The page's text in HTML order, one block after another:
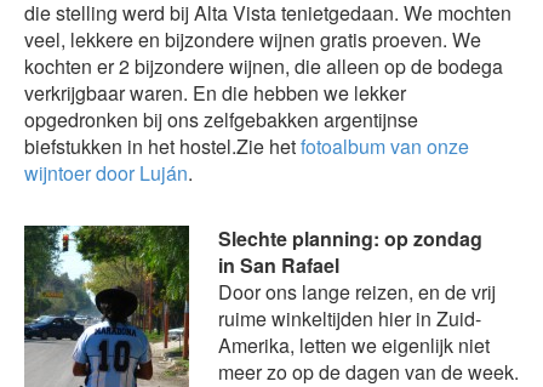
die stelling werd bij Alta Vista tenietgedaan. We mochten
veel, lekkere en bijzondere wijnen gratis proeven. We
kochten er 2 bijzondere wijnen, die alleen op de bodega
verkrijgbaar waren. En die hebben we lekker
opgedronken bij ons zelfgebakken argentijnse
biefstukken in het hostel.Zie hetfotoalbum van onze
wijntoer door Luján.
Slechte planning: op zondag
in San Rafael
Door ons lange reizen, en de vrij
ruime winkeltijden hier in Zuid-
Amerika, letten we eigenlijk niet
meer zo op de dagen van de week.